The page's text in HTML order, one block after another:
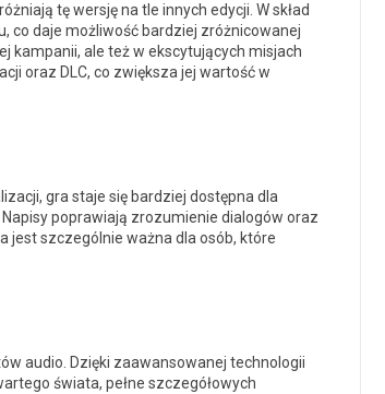
tę wersję na tle innych edycji. W skład
co daje możliwość bardziej zróżnicowanej
kampanii, ale też w ekscytujących misjach
oraz DLC, co zwiększa jej wartość w
gra staje się bardziej dostępna dla
poprawiają zrozumienie dialogów oraz
jest szczególnie ważna dla osób, które
audio. Dzięki zaawansowanej technologii
świata, pełne szczegółowych